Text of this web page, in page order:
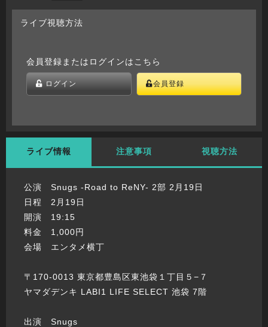
ライブ視聴方法
会員登録またはログインはこちら
ログイン 会員登録
ライブ情報 注意事項 視聴方法
公演 Snugs -Road to ReNY- 2部 2月19日
日程 2月19日
開演 19:15
料金 1,000円
会場 エンタメ横丁
〒170-0013 東京都豊島区東池袋１丁目５−７
ヤマダデンキ LABI1 LIFE SELECT 池袋 7階
出演 Snugs